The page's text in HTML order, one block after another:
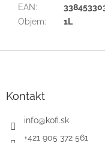
EAN:
Objem: 1L
Kontakt
info@kofi.sk
+421 905 372 561